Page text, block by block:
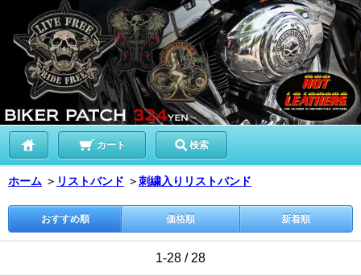
カート 検索
ホーム ＞ リストバンド ＞刺繍入りリストバンド
おすすめ順 価格順 新着順
1-28 / 28